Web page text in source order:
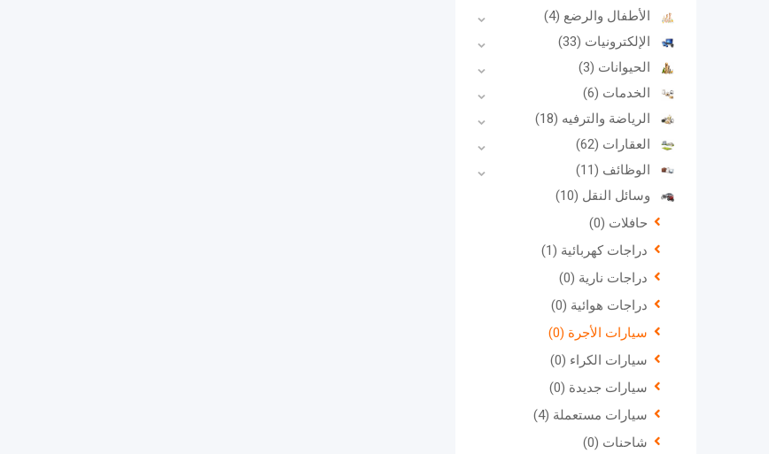
الأطفال والرضع (4)
الإلكترونيات (33)
الحيوانات (3)
الخدمات (6)
الرياضة والترفيه (18)
العقارات (62)
الوظائف (11)
وسائل النقل (10)
حافلات (0)
دراجات كهربائية (1)
دراجات نارية (0)
دراجات هوائية (0)
سيارات الأجرة (0)
سيارات الكراء (0)
سيارات جديدة (0)
سيارات مستعملة (4)
شاحنات (0)